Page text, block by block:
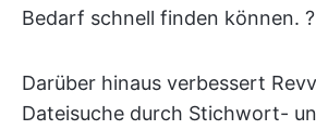
Bedarf schnell finden können. ?
Darüber hinaus verbessert
Dateisuche durch Stichwort-